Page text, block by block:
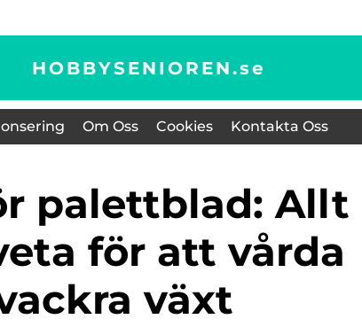
HOBBYSENIOREN.se
Om Oss Cookies Kontakta Oss
för att vårda
växt